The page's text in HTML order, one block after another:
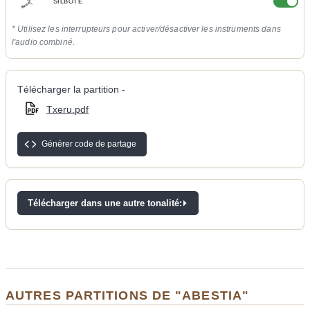
SILBOTE
* Utilisez les interrupteurs pour activer/désactiver les instruments dans
l'audio combiné.
Télécharger la partition -
Txeru.pdf
Générer code de partage
Télécharger dans une autre tonalité:
AUTRES PARTITIONS DE "ABESTIA"